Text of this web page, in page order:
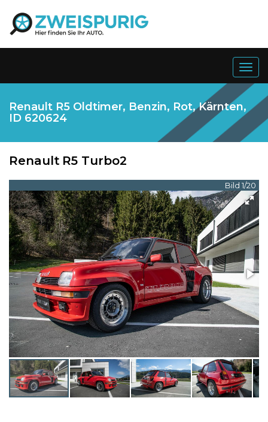
Renault R5 Oldtimer, Benzin, Rot, Kärnten,
ID 620624
Renault R5 Turbo2
Bild 1/20